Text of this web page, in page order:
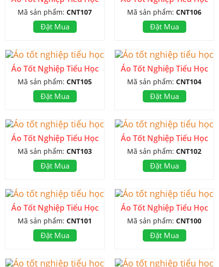
Mã sản phẩm: CNT107
Đặt Mua
Mã sản phẩm: CNT106
Đặt Mua
Áo Tốt Nghiệp Tiểu Học
Mã sản phẩm: CNT105
Đặt Mua
Áo Tốt Nghiệp Tiểu Học
Mã sản phẩm: CNT104
Đặt Mua
Áo Tốt Nghiệp Tiểu Học
Mã sản phẩm: CNT103
Đặt Mua
Áo Tốt Nghiệp Tiểu Học
Mã sản phẩm: CNT102
Đặt Mua
Áo Tốt Nghiệp Tiểu Học
Mã sản phẩm: CNT101
Đặt Mua
Áo Tốt Nghiệp Tiểu Học
Mã sản phẩm: CNT100
Đặt Mua